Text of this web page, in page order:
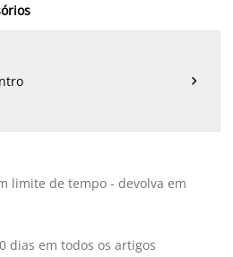

limite de tempo - devolva em
dias em todos os artigos